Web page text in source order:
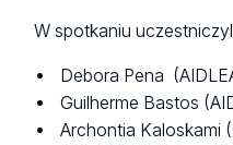
W spotkaniu
Debora Pena
Guilherme Bastos
Archontia Kaloskami